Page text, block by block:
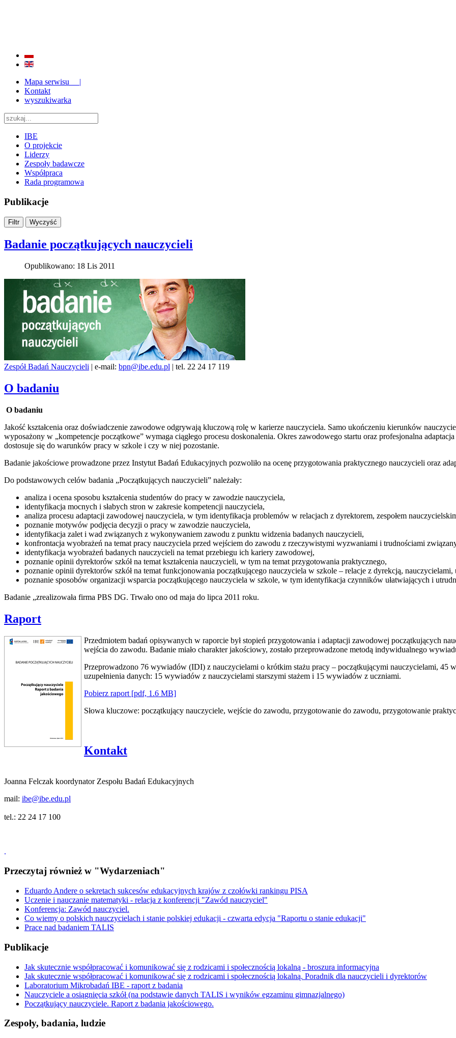
Mapa serwisu |
Kontakt
wyszukiwarka
IBE
O projekcie
Liderzy
Zespoły badawcze
Współpraca
Rada programowa
Publikacje
Badanie początkujących nauczycieli
Opublikowano: 18 Lis 2011
Zespół Badań Nauczycieli | e-mail: bpn@ibe.edu.pl | tel. 22 24 17 119
O badaniu
O badaniu
Jakość kształcenia oraz doświadczenie zawodowe odgrywają kluczową rolę w karierze nauczyciela. Samo ukończeniu kierunków
wyposażony w „kompetencje początkowe” wymaga ciągłego procesu doskonalenia. Okres zawodowego startu oraz profesjonalna
dostosuje się do warunków pracy w szkole i czy w niej pozostanie.
Badanie jakościowe prowadzone przez Instytut Badań Edukacyjnych pozwoliło na ocenę przygotowania praktycznego nauczycieli oraz
Do podstawowych celów badania „Początkujących nauczycieli” należały:
analiza i ocena sposobu kształcenia studentów do pracy w zawodzie nauczyciela,
identyfikacja mocnych i słabych stron w zakresie kompetencji nauczyciela,
analiza procesu adaptacji zawodowej nauczyciela, w tym identyfikacja problemów w relacjach z dyrektorem, zespołem
poznanie motywów podjęcia decyzji o pracy w zawodzie nauczyciela,
identyfikacja zalet i wad związanych z wykonywaniem zawodu z punktu widzenia badanych nauczycieli,
konfrontacja wyobrażeń na temat pracy nauczyciela przed wejściem do zawodu z rzeczywistymi wyzwaniami i trudnościami
identyfikacja wyobrażeń badanych nauczycieli na temat przebiegu ich kariery zawodowej,
poznanie opinii dyrektorów szkół na temat kształcenia nauczycieli, w tym na temat przygotowania praktycznego,
poznanie opinii dyrektorów szkół na temat funkcjonowania początkującego nauczyciela w szkole – relacje z dyrekcją,
poznanie sposobów organizacji wsparcia początkującego nauczyciela w szkole, w tym identyfikacja czynników ułatwiających i
Badanie „zrealizowała firma PBS DG. Trwało ono od maja do lipca 2011 roku.
Raport
Przedmiotem badań opisywanych w raporcie był stopień przygotowania i adaptacji zawodowej początkujących
wejścia do zawodu. Badanie miało charakter jakościowy, zostało przeprowadzone metodą indywidualnego
Przeprowadzono 76 wywiadów (IDI) z nauczycielami o krótkim stażu pracy – początkującymi nauczycielami, 45
uzupełnienia danych: 15 wywiadów z nauczycielami starszymi stażem i 15 wywiadów z uczniami.
Pobierz raport [pdf, 1.6 MB]
Słowa kluczowe: początkujący nauczyciele, wejście do zawodu, przygotowanie do zawodu, przygotowanie
Kontakt
Joanna Felczak koordynator Zespołu Badań Edukacyjnych
mail: ibe@ibe.edu.pl
tel.: 22 24 17 100
.
Przeczytaj również w "Wydarzeniach"
Eduardo Andere o sekretach sukcesów edukacyjnych krajów z czołówki rankingu PISA
Uczenie i nauczanie matematyki - relacja z konferencji "Zawód nauczyciel"
Konferencja: Zawód nauczyciel.
Co wiemy o polskich nauczycielach i stanie polskiej edukacji - czwarta edycja "Raportu o stanie edukacji"
Prace nad badaniem TALIS
Publikacje
Jak skutecznie współpracować i komunikować się z rodzicami i społecznością lokalną - broszura informacyjna
Jak skutecznie współpracować i komunikować się z rodzicami i społecznością lokalną. Poradnik dla nauczycieli i dyrektorów
Laboratorium Mikrobadań IBE - raport z badania
Nauczyciele a osiągnięcia szkół (na podstawie danych TALIS i wyników egzaminu gimnazjalnego)
Początkujący nauczyciele. Raport z badania jakościowego.
Zespoły, badania, ludzie